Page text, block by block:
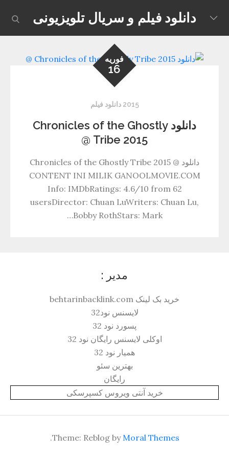
content
دانلود فیلم و سریال تلویزیونی
فوریه
16
2015 دانلود فیلم
دانلود Chronicles of the Ghostly
Tribe 2015 @
دانلود Chronicles of the Ghostly Tribe 2015 @
CONTENT INI MILIK GANOOLMOVIE.COM
Info: IMDbRatings: 4.6/10 from 62
usersDirector: Chuan LuWriters: Chuan Lu,
Bobby RothStars: Mark…
مدیر :
خرید بک لینک behtarinbacklink.com
لایسنس نود32
پسورد نود 32
اوکلی لایسنس رایگان نود 32
همیار نود 32
بهترین سئو
رایگان
خرید آنتی ویروس کسپرسکی
Theme: Reblog byMoral Themes
.